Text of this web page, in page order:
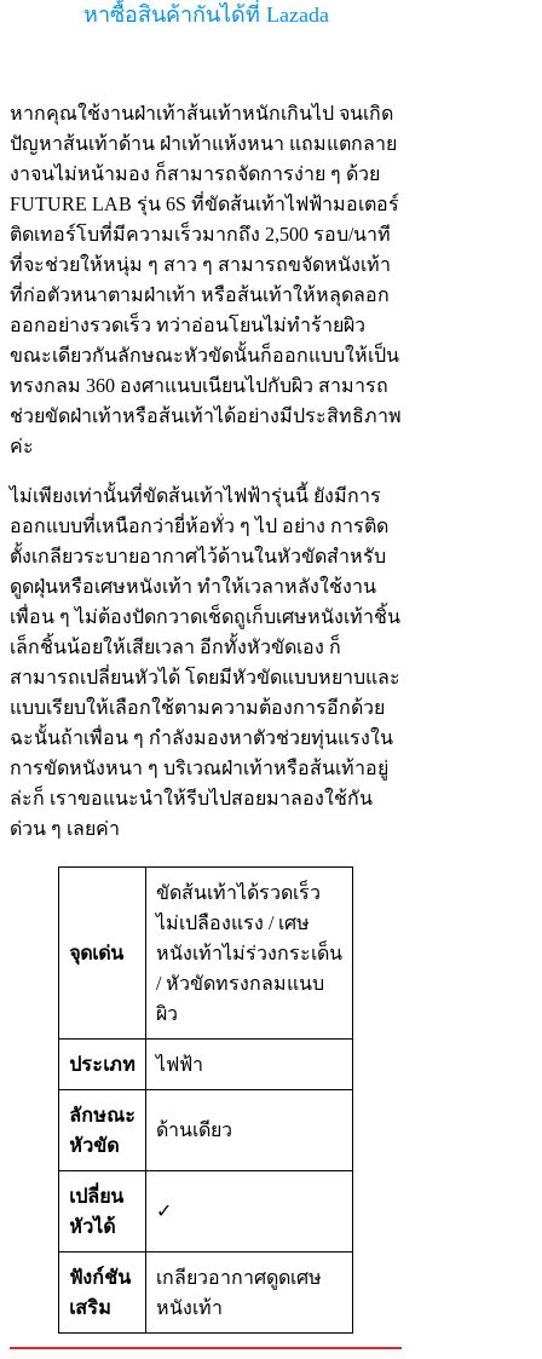
หาซื้อสินค้ากันได้ที่ Lazada
หากคุณใช้งานฝ่าเท้าส้นเท้าหนักเกินไป จนเกิด
ปัญหาส้นเท้าด้าน ฝ่าเท้าแห้งหนา แถมแตกลาย
งาจนไม่หน้ามอง ก็สามารถจัดการง่าย ๆ ด้วย
FUTURE LAB รุ่น 6S ที่ขัดส้นเท้าไฟฟ้ามอเตอร์
ติดเทอร์โบที่มีความเร็วมากถึง 2,500 รอบ/นาที
ที่จะช่วยให้หนุ่ม ๆ สาว ๆ สามารถขจัดหนังเท้า
ที่ก่อตัวหนาตามฝ่าเท้า หรือส้นเท้าให้หลุดลอก
ออกอย่างรวดเร็ว ทว่าอ่อนโยนไม่ทำร้ายผิว
ขณะเดียวกันลักษณะหัวขัดนั้นก็ออกแบบให้เป็น
ทรงกลม 360 องศาแนบเนียนไปกับผิว สามารถ
ช่วยขัดฝ่าเท้าหรือส้นเท้าได้อย่างมีประสิทธิภาพ
ค่ะ
ไม่เพียงเท่านั้นที่ขัดส้นเท้าไฟฟ้ารุ่นนี้ ยังมีการ
ออกแบบที่เหนือกว่ายี่ห้อทั่ว ๆ ไป อย่าง การติด
ตั้งเกลียวระบายอากาศไว้ด้านในหัวขัดสำหรับ
ดูดฝุ่นหรือเศษหนังเท้า ทำให้เวลาหลังใช้งาน
เพื่อน ๆ ไม่ต้องปัดกวาดเช็ดถูเก็บเศษหนังเท้าชิ้น
เล็กชิ้นน้อยให้เสียเวลา อีกทั้งหัวขัดเอง ก็
สามารถเปลี่ยนหัวได้ โดยมีหัวขัดแบบหยาบและ
แบบเรียบให้เลือกใช้ตามความต้องการอีกด้วย
ฉะนั้นถ้าเพื่อน ๆ กำลังมองหาตัวช่วยทุ่นแรงใน
การขัดหนังหนา ๆ บริเวณฝ่าเท้าหรือส้นเท้าอยู่
ล่ะก็ เราขอแนะนำให้รีบไปสอยมาลองใช้กัน
ด่วน ๆ เลยค่า
จุดเด่น
ขัดส้นเท้าได้รวดเร็ว
ไม่เปลืองแรง / เศษ
หนังเท้าไม่ร่วงกระเด็น
/ หัวขัดทรงกลมแนบ
ผิว
ประเภท ไฟฟ้า
ลักษณะ
หัวขัด
ด้านเดียว
เปลี่ยน
หัวได้
✓
ฟังก์ชัน
เสริม
เกลียวอากาศดูดเศษ
หนังเท้า